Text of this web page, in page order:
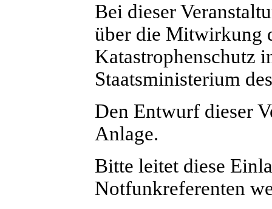
Bei dieser
über die Mitwirkung
Katastrophenschutz
Staatsministerium
Den Entwurf dieser
Anlage.
Bitte leitet diese
Notfunkreferenten